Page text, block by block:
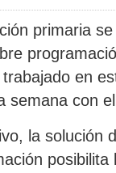
primaria se
en
semana con
la solución
posibilita